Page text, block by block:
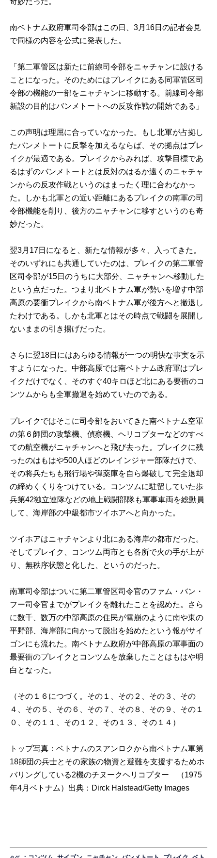
南ベトナム政府軍司令部はこの日、3月16日の記者会見
で同様の内容を公式に発表した。
「第二軍管区は新たに前線司令部をニャチャンに設ける
ことになった。そのためにはプレイクにある同軍管区司
令部の機能の一部をニャチャンに移動する。前線司令部
新設の目的はバンメトートへの反攻作戦の開始である」
この声明は理屈に合っていなかった。もし北軍が占拠し
たバンメトートに反撃を加えるならば、その拠点はプレ
イクが最適である。プレイクからみれば、攻撃目標であ
るはずのバンメトートとは反対のはるか遠くのニャチャ
ンからの反攻作戦というのはまったく理に合わなかっ
た。しかも北軍との近い距離にあるプレイクの南軍の司
令部機能を削り、後方のニャチャンに移すというのも奇
妙だった。
翌3月17日になると、新たな情報が多々、入ってきた。
そのいずれにも共通していたのは、プレイクの第二軍管
区司令部が15日のうちに大部分、ニャチャンへ移動した
という点だった。つまり北ベトナム軍が勢いを増す中部
高原の要衝プレイクから南ベトナム軍が後方へと撤退し
たわけである。しかも北軍とはその時点で戦闘を展開し
ないままの引き揚げだった。
さらに翌18日にはあらゆる情報が一つの明快な事実を示
すようになった。中部高原では南ベトナム政府軍はプレ
イクだけでなく、そのすぐ40キロほど北にある要衝のコ
ンツムからも全軍撤退を始めていたのである。
プレイクではそこに司令部をおいてきた南ベトナム空軍
の第６師団の攻撃機、偵察機、ヘリコプターなどのすべ
ての航空機がニャチャンへと飛び去った。プレイクに残
ったのはもはや500人ほどのレインジャー部隊だけで、
その将兵たちも飛行場や弾薬庫を自ら爆破して完全退却
の締めくくりをつけている。コンツムに駐留していた歩
兵第42独立連隊などの地上戦闘部隊も軍事車両を総動員
して、海岸部の中級都市ツイホアへと向かった。
ツイホアはニャチャンより北にある海岸の都市だった。
そしてプレイク、コンツム両市とも各所で火の手が上が
り、無秩序状態と化した、というのだった。
南軍司令部はついに第二軍管区司令官のファム・バン・
フー司令官までがプレイクを離れたことを認めた。さら
に数千、数万の中部高原の住民が雪崩のように南や東の
平野部、海岸部に向かって脱出を始めたという報がサイ
ゴンにも流れた。南ベトナム政府が中部高原の軍事面の
最要衝のプレイクとコンツムを放棄したことはもはや明
白となった。
（その１６につづく。 その１ その２ その３
その
４
その５ その６ その７ その８ その９
その１
０
その１１ その１２ その１３ その１４ ）
トップ写真：ベトナムのスアンロクから南ベトナム軍第
18師団の兵士とその家族の物資と避難を支援するためホ
バリングしている2機のチヌークヘリコプター （1975
年4月ベトナム）出典： Dirck Halstead/Getty Images